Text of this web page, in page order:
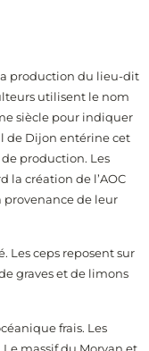
production du lieu-dit
utilisent le nom
siècle pour indiquer
de Dijon entérine cet
production. Les
la création de l’AOC
de leur
Les ceps reposent sur
graves et de limons
frais. Les